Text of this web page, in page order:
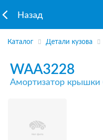
Назад
Каталог Детали кузова
WAA3228
Амортизатор крышки